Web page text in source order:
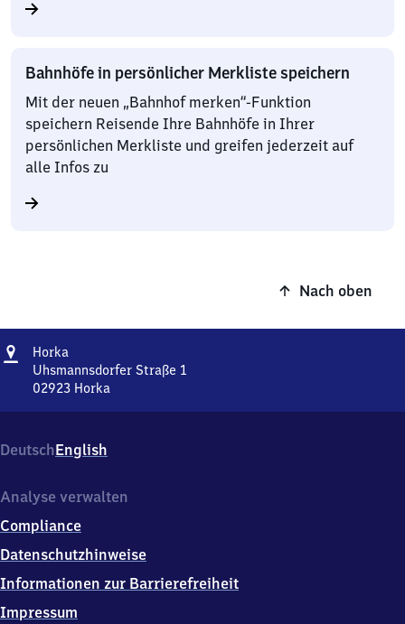
Bahnhöfe in persönlicher Merkliste speichern
Mit der neuen „Bahnhof merken“-Funktion
speichern Reisende Ihre Bahnhöfe in Ihrer
persönlichen Merkliste und greifen jederzeit auf
alle Infos zu
Nach oben
Adresse
Horka
Uhsmannsdorfer Straße 1
02923 Horka
Straße
1,
2
2
3
DeutschEnglish
Analyse verwalten
Compliance
Datenschutzhinweise
Informationen zur Barrierefreiheit
Impressum